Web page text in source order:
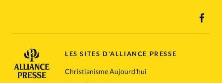
LES SITES D'ALLIANCE PRESSE
Christianisme Aujourd'hui